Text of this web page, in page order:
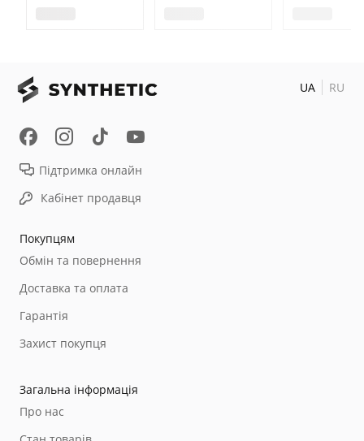
Покупцям
Обмін та повернення
Доставка та оплата
Гарантія
Захист покупця
Загальна інформація
Про нас
Підтримка онлайн
Кабінет продавця
UA RU